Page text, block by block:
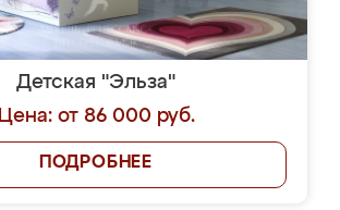
Детская "Эльза"
Цена: от 86 000 руб.
ПОДРОБНЕЕ